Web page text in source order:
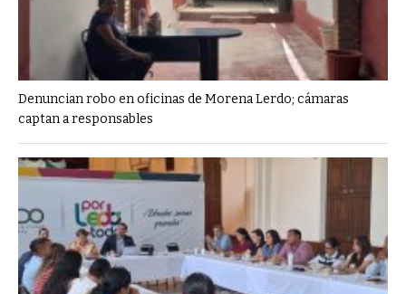
Denuncian robo en oficinas de Morena Lerdo; cámaras
captan a responsables